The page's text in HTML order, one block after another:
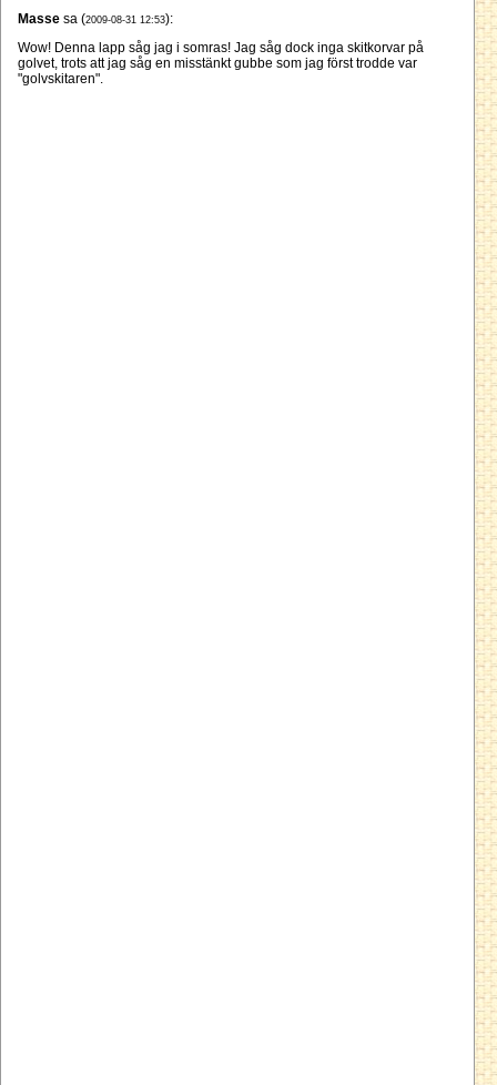
Masse sa (2009-08-31 12:53):
Wow! Denna lapp såg jag i somras! Jag såg dock inga skitkorvar på
golvet, trots att jag såg en misstänkt gubbe som jag först trodde var
"golvskitaren".